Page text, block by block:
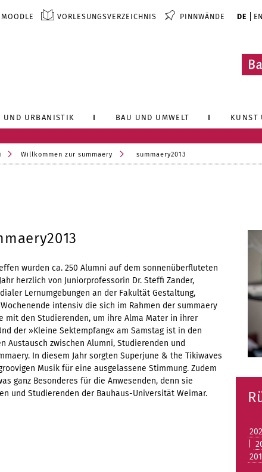
MOODLE VORLESUNGSVERZEICHNIS PINNWÄNDE DE EN
UND URBANISTIK BAU UND UMWELT KUNST
Willkommen zur summaery summaery2013
wurden ca. 250 Alumni auf dem sonnenüberfluteten
herzlich von Juniorprofessorin Dr. Steffi Zander,
Lernumgebungen an der Fakultät Gestaltung,
intensiv die sich im Rahmen der summaery
mit den Studierenden, um ihre Alma Mater in ihrer
der »Kleine Sektempfang« am Samstag ist in den
Austausch zwischen Alumni, Studierenden und
In diesem Jahr sorgten Superjune & the Tikiwaves
Musik für eine ausgelassene Stimmung. Zudem
ganz Besonderes für die Anwesenden, denn sie
und Studierenden der Bauhaus-Universität Weimar.